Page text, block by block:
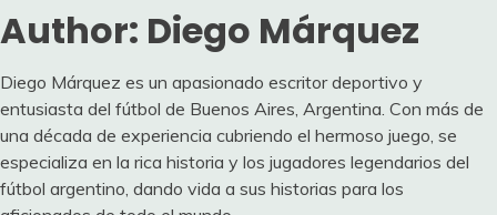
Author: Diego Márquez
Diego Márquez es un apasionado escritor deportivo y
entusiasta del fútbol de Buenos Aires, Argentina. Con más de
una década de experiencia cubriendo el hermoso juego, se
especializa en la rica historia y los jugadores legendarios del
fútbol argentino, dando vida a sus historias para los